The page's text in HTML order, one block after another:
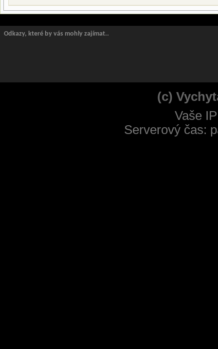
Odkazy, které by vás mohly zajímat..
(c)
Vaše
Serverový čas: